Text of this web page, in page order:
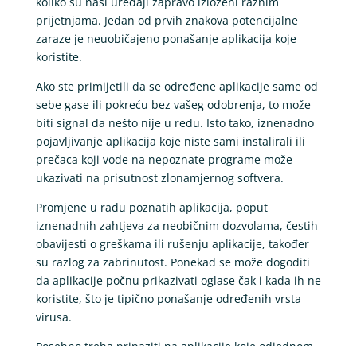
prijetnjama. Jedan od prvih znakova potencijalne
zaraze je neuobičajeno ponašanje aplikacija koje
koristite.
Ako ste primijetili da se određene aplikacije same od
sebe gase ili pokreću bez vašeg odobrenja, to može
biti signal da nešto nije u redu. Isto tako, iznenadno
pojavljivanje aplikacija koje niste sami instalirali ili
prečaca koji vode na nepoznate programe može
ukazivati na prisutnost zlonamjernog softvera.
Promjene u radu poznatih aplikacija, poput
iznenadnih zahtjeva za neobičnim dozvolama, čestih
obavijesti o greškama ili rušenju aplikacije, također
su razlog za zabrinutost. Ponekad se može dogoditi
da aplikacije počnu prikazivati oglase čak i kada ih ne
koristite, što je tipično ponašanje određenih vrsta
virusa.